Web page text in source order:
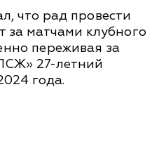
что рад провести
за матчами клубного
переживая за
27-летний
года.